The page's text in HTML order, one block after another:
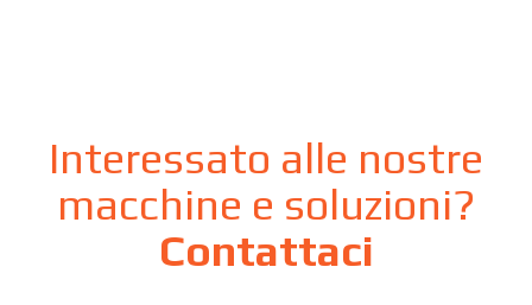
Interessato alle nostre
macchine e soluzioni?
Contattaci